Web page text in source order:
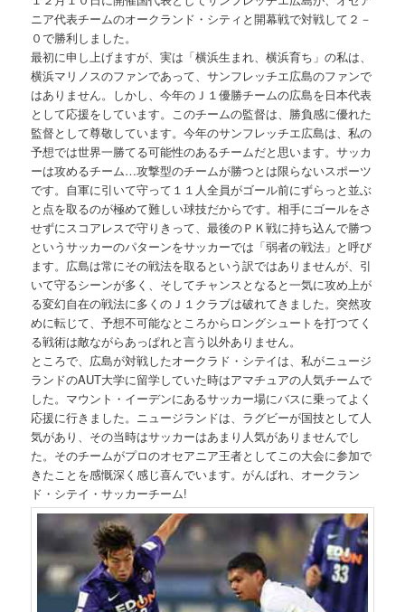
ニア代表チームのオークランド・シティと開幕戦で対戦して２－
０で勝利しました。
最初に申し上げますが、実は「横浜生まれ、横浜育ち」の私は、
横浜マリノスのファンであって、サンフレッチエ広島のファンで
はありません。しかし、今年のＪ１優勝チームの広島を日本代表
として応援をしています。このチームの監督は、勝負感に優れた
監督として尊敬しています。今年のサンフレッチエ広島は、私の
予想では世界一勝てる可能性のあるチームだと思います。サッカ
ーは攻めるチーム…攻撃型のチームが勝つとは限らないスポーツ
です。自軍に引いて守って１１人全員がゴール前にずらっと並ぶ
と点を取るのが極めて難しい球技だからです。相手にゴールをさ
せずにスコアレスで守りきって、最後のＰＫ戦に持ち込んで勝つ
というサッカーのパターンをサッカーでは「弱者の戦法」と呼び
ます。広島は常にその戦法を取るという訳ではありませんが、引
いて守るシーンが多く、そしてチャンスとなると一気に攻め上が
る変幻自在の戦法に多くのＪ１クラブは破れてきました。突然攻
めに転じて、予想不可能なところからロングシュートを打つてく
る戦術は敵ながらあっぱれと言う以外ありません。
ところで、広島が対戦したオークラド・シテイは、私がニュージ
ランドのAUT大学に留学していた時はアマチュアの人気チームで
した。マウント・イーデンにあるサッカー場にバスに乗ってよく
応援に行きました。ニュージランドは、ラグビーが国技として人
気があり、その当時はサッカーはあまり人気がありませんでし
た。そのチームがプロのオセアニア王者としてこの大会に参加で
きたことを感慨深く感じ喜んでいます。がんばれ、オークラン
ド・シテイ・サッカーチーム!